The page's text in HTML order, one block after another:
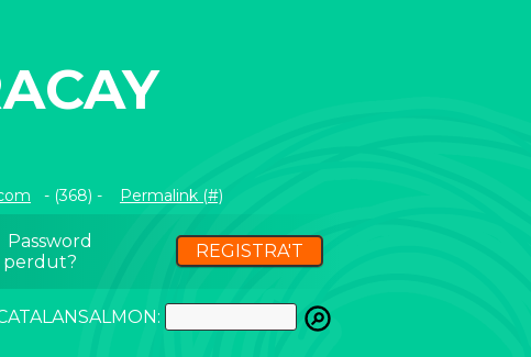
- (368) - Permalink (#)
Password
perdut?
REGISTRA'T